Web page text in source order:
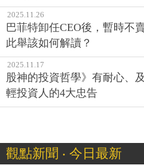
2025.11.26
巴菲特卸任CEO後，暫時不
此舉該如何解讀？
2025.11.17
股神的投資哲學》有耐心、
輕投資人的4大忠告
觀點新聞 ‧ 今日最新